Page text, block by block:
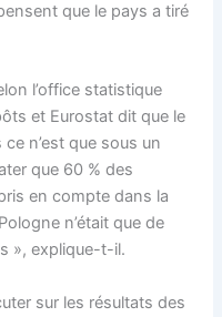
que le pays a tiré
l’office statistique
et Eurostat dit que le
n’est que sous un
que 60 % des
en compte dans la
n’était que de
», explique-t-il.
sur les résultats des